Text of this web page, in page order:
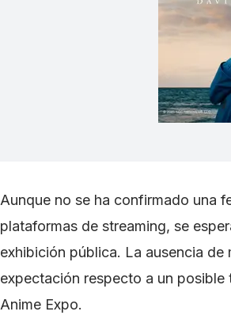
Aunque no se ha confirmado una
plataformas de streaming, se
exhibición pública. La ausencia
expectación respecto a un posible
Anime Expo.